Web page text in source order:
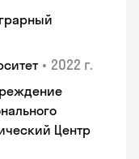
• 2022 г.
Центр